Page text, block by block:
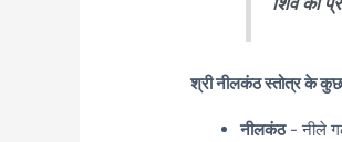
श्री नीलकंठ स्तोत्र के कुछ
नीलकंठ- नीले